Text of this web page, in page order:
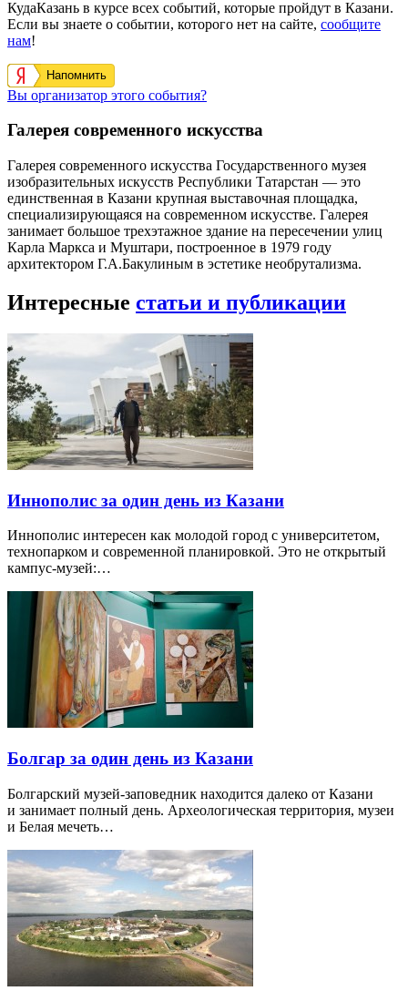
КудаКазань в курсе всех событий, которые пройдут в Казани.
Если вы знаете о событии, которого нет на сайте, сообщите
нам!
Напомнить
Вы организатор этого события?
Галерея современного искусства
Галерея современного искусства Государственного музея
изобразительных искусств Республики Татарстан — это
единственная в Казани крупная выставочная площадка,
специализирующаяся на современном искусстве. Галерея
занимает большое трехэтажное здание на пересечении улиц
Карла Маркса и Муштари, построенное в 1979 году
архитектором Г.А.Бакулиным в эстетике необрутализма.
Интересные статьи и публикации
Иннополис за один день из Казани
Иннополис интересен как молодой город с университетом,
технопарком и современной планировкой. Это не открытый
кампус-музей:…
Болгар за один день из Казани
Болгарский музей-заповедник находится далеко от Казани
и занимает полный день. Археологическая территория, музеи
и Белая мечеть…